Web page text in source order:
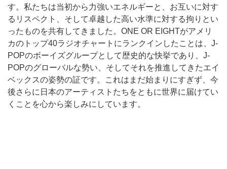
す。私たちは当初から力強いエネルギーと、お互いに対す
るリスペクト、そして卓越した高い水準に対する拘りとい
ったものを共有してきました。ONE OR EIGHTがアメリ
カのトップ40ラジオチャートにランクインしたことは、J-
POPのボーイズグループとして歴史的な快挙であり、J-
POPのグローバルな勢い、そしてそれを推進してきたエイ
ベックスの姿勢の証です。これはまだ始まりにすぎず、今
後さらに日本のアーティストたちをともに世界に届けてい
くことを心から楽しみにしています。